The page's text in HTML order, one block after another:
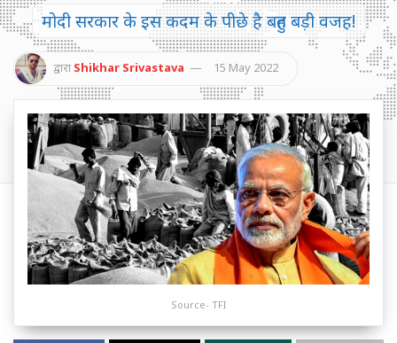
मोदी सरकार के इस कदम के पीछे है बहुत बड़ी वजह!
द्वारा Shikhar Srivastava 15 May 2022
Source- TFI